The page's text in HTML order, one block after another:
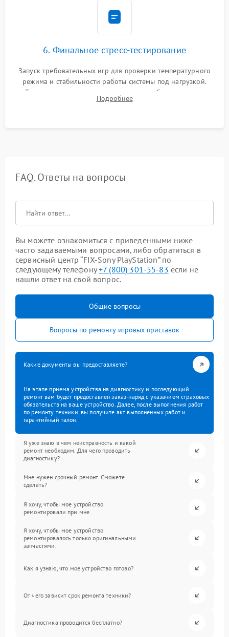
6. Финальное стресс-тестирование
Запуск требовательных игр для проверки температурного
режима и стабильности работы системы под нагрузкой.
Тестирование привода, синхронизации беспроводных
геймпадов, выхода в сеть и выдачи изображения без
Подробнее
FAQ. Ответы на вопросы
Вы можете ознакомиться с приведенными ниже
часто задаваемыми вопросами, либо обратиться в
сервисный центр “FIX-Sony PlayStation” по
следующему телефону+7 (800) 301-55-83 если не
нашли ответ на свой вопрос.
Общие вопросы
Вопросы по ремонту игровых приставок
Какие документы вы предоставляете?
На этапе приема устройства на диагностику и последующий
ремонт вам будет предоставлен заказ-наряд с указанием страховых
обязательств на ваше устройство. Далее, после выполнения работ
по ремонту техники, вы получите акт выполненных работ и
гарантийный талон.
Я уже знаю в чем неисправность и какой
ремонт необходим. Для чего проводить
диагностику?
Мне нужен срочный ремонт. Сможете
сделать?
Я хочу, чтобы мое устройство
ремонтировали при мне.
Я хочу, чтобы мое устройство
ремонтировалось только оригинальными
запчастями.
Как я узнаю, что мое устройство готово?
От чего зависит срок ремонта техники?
Диагностика проводится бесплатно?